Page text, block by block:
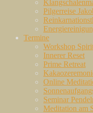
Pilgerreise
Termine
Workshop
Innerer Reset
Prime Retreat
Online
Seminar
Meditation am